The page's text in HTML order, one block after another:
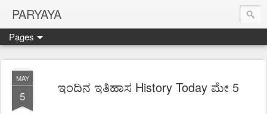
PARYAYA
Pages
MAY
5
ಇಂದಿನ ಇತಿಹಾಸ History Today ಮೇ 5